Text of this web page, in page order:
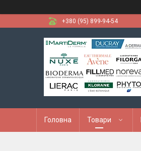
+380 (95) 899-94-54
Головна Товари